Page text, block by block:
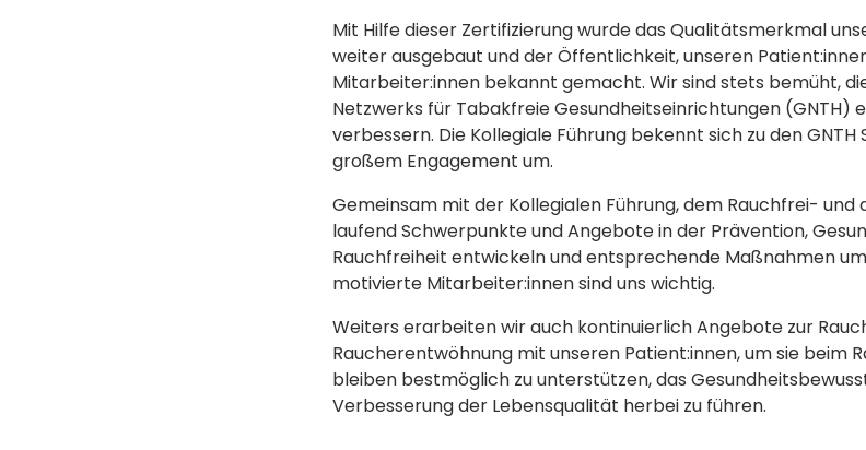
Mit Hilfe dieser Zertifizierung wurde das Qualitätsmerkmal
weiter ausgebaut und der Öffentlichkeit, unseren
Mitarbeiter:innen bekannt gemacht. Wir sind stets bemüht,
Netzwerks für Tabakfreie Gesundheitseinrichtungen (GNTH)
verbessern. Die Kollegiale Führung bekennt sich zu den
großem Engagement um.
Gemeinsam mit der Kollegialen Führung, dem Rauchfrei-
laufend Schwerpunkte und Angebote in der Prävention,
Rauchfreiheit entwickeln und entsprechende Maßnahmen
motivierte Mitarbeiter:innen sind uns wichtig.
Weiters erarbeiten wir auch kontinuierlich Angebote zur
Raucherentwöhnung mit unseren Patient:innen, um sie beim
bleiben bestmöglich zu unterstützen, das
Verbesserung der Lebensqualität herbei zu führen.